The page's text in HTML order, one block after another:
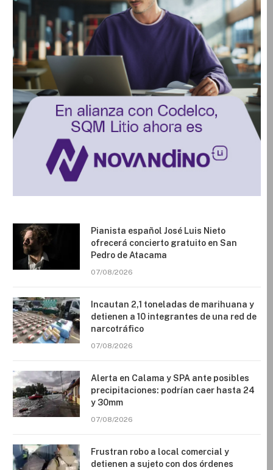
Pianista español José Luis Nieto
ofrecerá concierto gratuito en San
Pedro de Atacama
07/08/2026
Incautan 2,1 toneladas de marihuana y
detienen a 10 integrantes de una red de
narcotráfico
07/08/2026
Alerta en Calama y SPA ante posibles
precipitaciones: podrían caer hasta 24
y 30mm
07/08/2026
Frustran robo a local comercial y
detienen a sujeto con dos órdenes